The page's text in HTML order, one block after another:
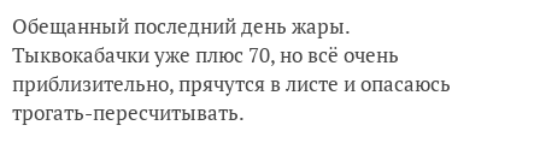
26 августа
24 августа. Сушка яблок на даче. Новые соседи
Обещанный последний день жары.
Тыквокабачки уже плюс 70, но всё очень
приблизительно, прячутся в листе и опасаюсь
трогать-пересчитывать.